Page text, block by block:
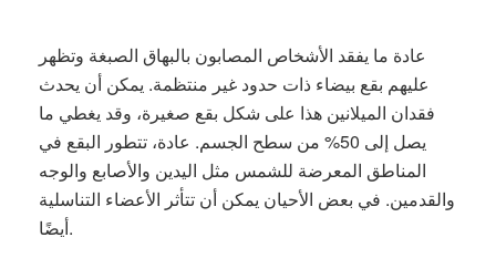
عادة ما يفقد الأشخاص المصابون بالبهاق الصبغة وتظهر
عليهم بقع بيضاء ذات حدود غير منتظمة. يمكن أن يحدث
فقدان الميلانين هذا على شكل بقع صغيرة، وقد يغطي ما
يصل إلى 50% من سطح الجسم. عادة، تتطور البقع في
المناطق المعرضة للشمس مثل اليدين والأصابع والوجه
والقدمين. في بعض الأحيان يمكن أن تتأثر الأعضاء التناسلية
أيضًا.